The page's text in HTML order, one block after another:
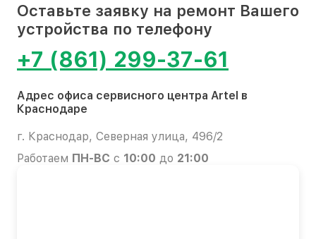
Оставьте заявку на ремонт Вашего
устройства по телефону
+7 (861) 299-37-61
Адрес офиса сервисного центра Artel в
Краснодаре
г. Краснодар, Северная улица, 496/2
Работаем ПН-ВС с 10:00 до 21:00